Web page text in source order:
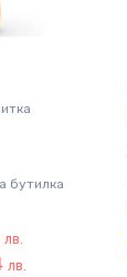
бутилка
лв.
лв.